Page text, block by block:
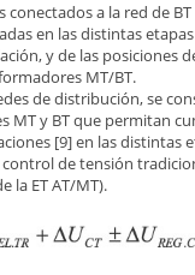
a la red de
en las distintas
y de las posiciones
MT/BT.
de distribución, se
MT y BT que permitan
[9] en las distintas
de tensión
la ET AT/MT).